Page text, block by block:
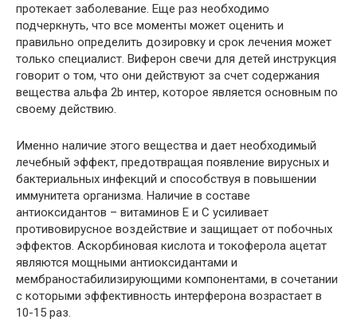
протекает заболевание. Еще раз необходимо
подчеркнуть, что все моменты может оценить и
правильно определить дозировку и срок лечения может
только специалист. Виферон свечи для детей инструкция
говорит о том, что они действуют за счет содержания
вещества альфа 2b интер, которое является основным по
своему действию.
Именно наличие этого вещества и дает необходимый
лечебный эффект, предотвращая появление вирусных и
бактериальных инфекций и способствуя в повышении
иммунитета организма. Наличие в составе
антиоксидантов – витаминов Е и С усиливает
противовирусное воздействие и защищает от побочных
эффектов. Аскорбиновая кислота и токоферола ацетат
являются мощными антиоксидантами и
мембраностабилизирующими компонентами, в сочетании
с которыми эффективность интерферона возрастает в
10-15 раз.